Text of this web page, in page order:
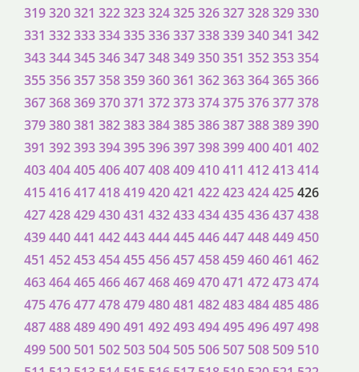
319320321 322323324325326327328329330
331 332333334335336337338339340341 342
343344345346347348349350351 352353354
355356357358359360361 362363364365366
367368369370371 372373374375376377378
379380381 382383384385386387388389390
391 392393394395396397398399400401 402
403404405406407408409410411 412413414
415416417418419420421 422423424425426
427428429430431 432433434435436437438
439440441 442443444445446447448449450
451 452453454455456457458459460461 462
463464465466467468469470471 472473474
475476477478479480481 482483484485486
487488489490491 492493494495496497498
499 500 501 502 503 504 505 506 507 508 509 510